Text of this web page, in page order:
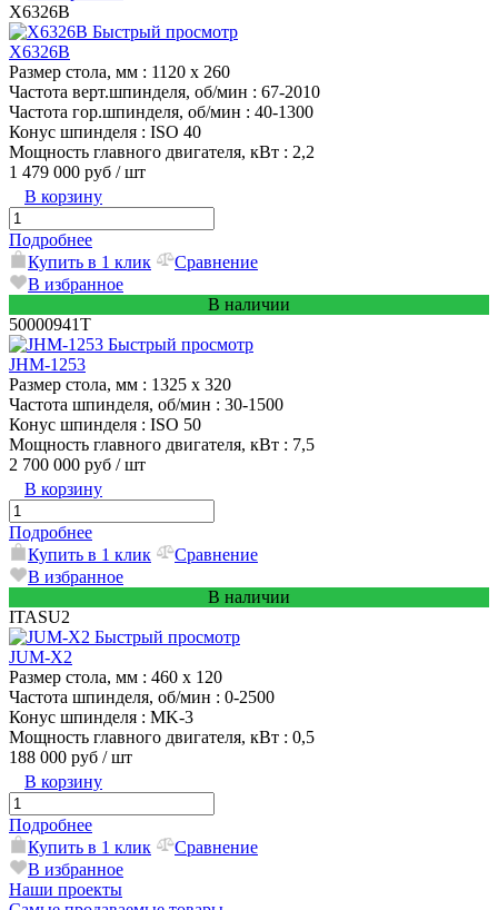
X6326B
Быстрый просмотр
X6326B
Размер стола, мм : 1120 x 260
Частота верт.шпинделя, об/мин : 67-2010
Частота гор.шпинделя, об/мин : 40-1300
Конус шпинделя : ISO 40
Мощность главного двигателя, кВт : 2,2
1 479 000 руб / шт
В корзину
Подробнее
Купить в 1 клик
Сравнение
В избранное
В наличии
50000941T
Быстрый просмотр
JHM-1253
Размер стола, мм : 1325 х 320
Частота шпинделя, об/мин : 30-1500
Конус шпинделя : ISO 50
Мощность главного двигателя, кВт : 7,5
2 700 000 руб / шт
В корзину
Подробнее
Купить в 1 клик
Сравнение
В избранное
В наличии
ITASU2
Быстрый просмотр
JUM-X2
Размер стола, мм : 460 x 120
Частота шпинделя, об/мин : 0-2500
Конус шпинделя : MK-3
Мощность главного двигателя, кВт : 0,5
188 000 руб / шт
В корзину
Подробнее
Купить в 1 клик
Сравнение
В избранное
Наши проекты